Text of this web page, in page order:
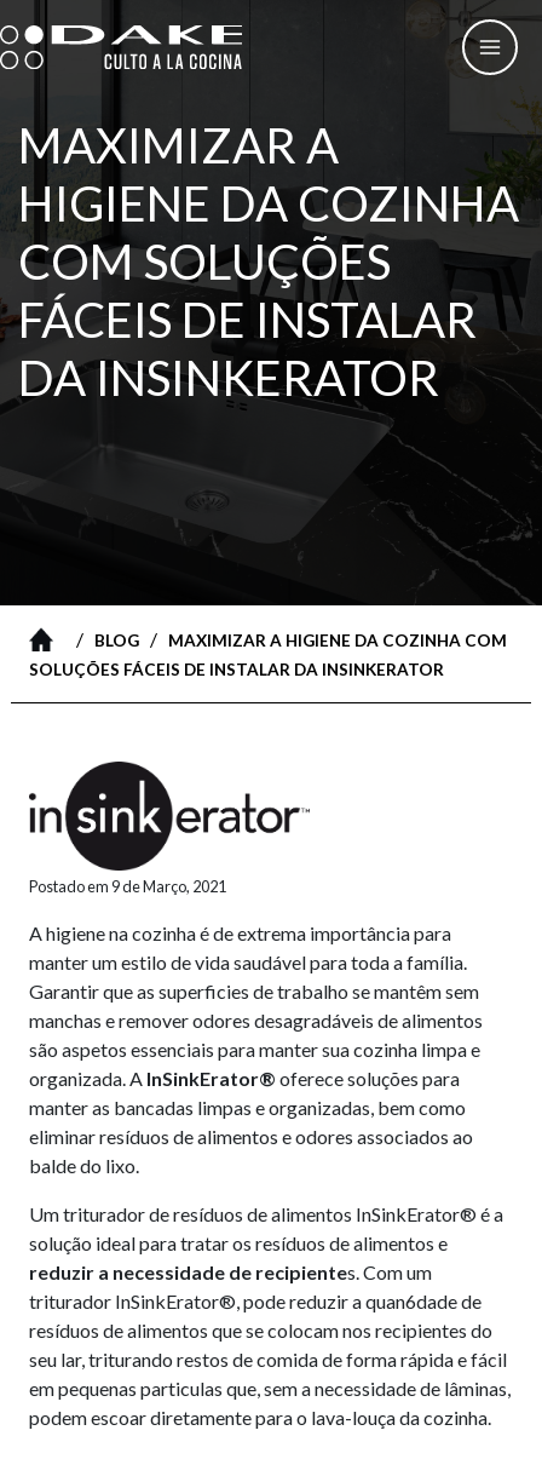
to
content
MAXIMIZAR A
HIGIENE DA COZINHA
COM SOLUÇÕES
FÁCEIS DE INSTALAR
DA INSINKERATOR
/ BLOG/
MAXIMIZAR A HIGIENE DA COZINHA COM
SOLUÇÕES FÁCEIS DE INSTALAR DA INSINKERATOR
Postado em 9 de Março, 2021
A higiene na cozinha é de extrema importância para
manter um estilo de vida saudável para toda a família.
Garantir que as superficies de trabalho se mantêm sem
manchas e remover odores desagradáveis de alimentos
são aspetos essenciais para manter sua cozinha limpa e
organizada. A InSinkErator® oferece soluções para
manter as bancadas limpas e organizadas, bem como
eliminar resíduos de alimentos e odores associados ao
balde do lixo.
Um triturador de resíduos de alimentos InSinkErator® é a
solução ideal para tratar os resíduos de alimentos e
reduzir a necessidade de recipientes. Com um
triturador InSinkErator®, pode reduzir a quan6dade de
resíduos de alimentos que se colocam nos recipientes do
seu lar, triturando restos de comida de forma rápida e fácil
em pequenas particulas que, sem a necessidade de lâminas,
podem escoar diretamente para o lava-louça da cozinha.